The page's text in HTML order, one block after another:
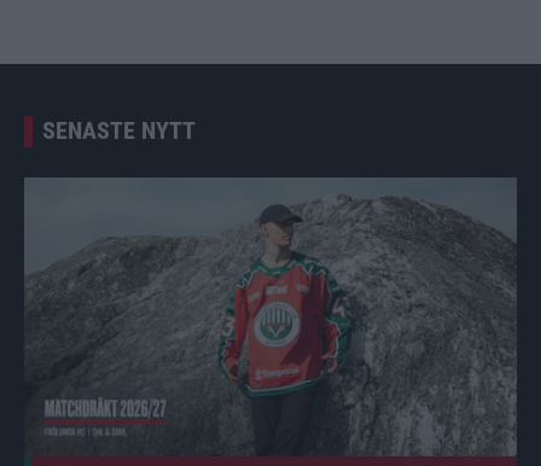
SENASTE NYTT
Matchdräkten 2026/27 Publicerad 2026-08-07